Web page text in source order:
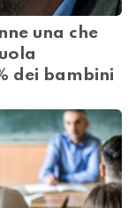
una che
dei bambini